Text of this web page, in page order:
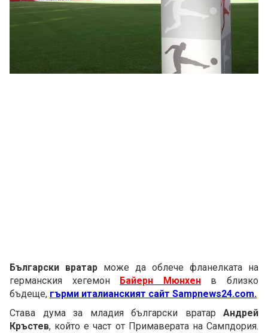
Български вратар може да облече фланелката на
германския хегемон Байерн Мюнхенв близко
бъдеще, гърми италианският сайт Sampnews24.com.
Става дума за младия български вратар Андрей
Кръстев, който е част от Примаверата на Сампдория.